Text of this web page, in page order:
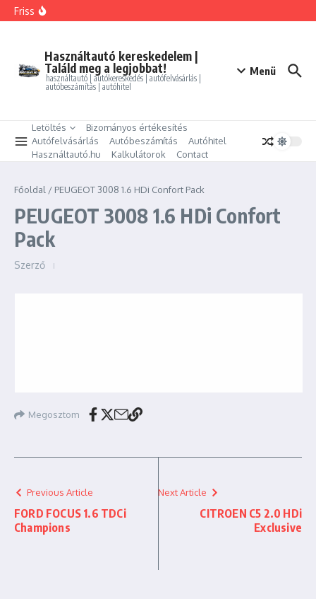
Ugrás a tartalomhoz
Friss
BMW 325i xDrive Coupe
PEUGEOT PARTNER Tepee 1.6 HDi Active
Használtautó kereskedelem |
Találd meg a legjobbat!
használtautó | autókereskedés | autófelvásárlás |
autóbeszámítás | autóhitel
Menü
Letöltés
Bizományos értékesítés
Autófelvásárlás
Autóbeszámítás
Autóhitel
Használtautó.hu
Kalkulátorok Contact
Főoldal / PEUGEOT 3008 1.6 HDi Confort Pack
PEUGEOT 3008 1.6 HDi Confort
Pack
Szerző
Megosztom
Previous Article
FORD FOCUS 1.6 TDCi
Champions
Next Article
CITROEN C5 2.0 HDi
Exclusive